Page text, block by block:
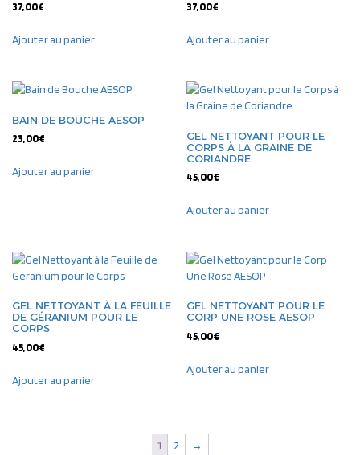
37,00€
Ajouter au panier
37,00€
Ajouter au panier
BAIN DE BOUCHE AESOP
23,00€
Ajouter au panier
GEL NETTOYANT POUR LE
CORPS À LA GRAINE DE
CORIANDRE
45,00€
Ajouter au panier
GEL NETTOYANT À LA FEUILLE
DE GÉRANIUM POUR LE
CORPS
45,00€
Ajouter au panier
GEL NETTOYANT POUR LE
CORP UNE ROSE AESOP
45,00€
Ajouter au panier
1 2 →